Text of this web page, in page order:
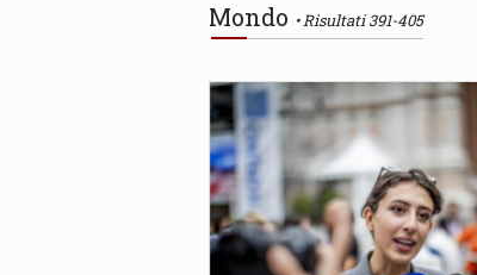
Mondo Risultati 391-405